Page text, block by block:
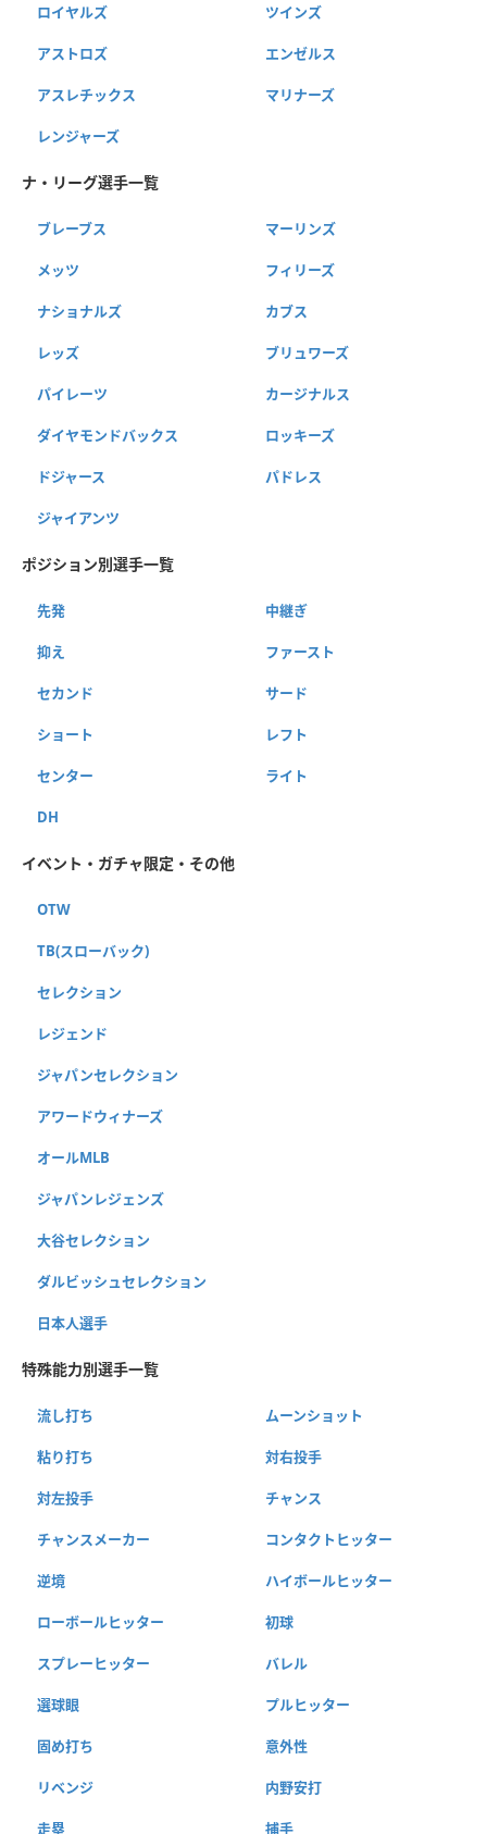
ロイヤルズ ツインズ
アストロズ エンゼルス
アスレチックス マリナーズ
レンジャーズ
ナ・リーグ選手一覧
ブレーブス マーリンズ
メッツ フィリーズ
ナショナルズ カブス
レッズ ブリュワーズ
パイレーツ カージナルス
ダイヤモンドバックス ロッキーズ
ドジャース パドレス
ジャイアンツ
ポジション別選手一覧
先発 中継ぎ
抑え ファースト
セカンド サード
ショート レフト
センター ライト
DH
イベント・ガチャ限定・その他
OTW
TB(スローバック)
セレクション
レジェンド
ジャパンセレクション
アワードウィナーズ
オールMLB
ジャパンレジェンズ
大谷セレクション
ダルビッシュセレクション
日本人選手
特殊能力別選手一覧
流し打ち ムーンショット
粘り打ち 対右投手
対左投手 チャンス
チャンスメーカー コンタクトヒッター
逆境 ハイボールヒッター
ローボールヒッター 初球
スプレーヒッター バレル
選球眼 プルヒッター
固め打ち 意外性
リベンジ 内野安打
走塁 捕手